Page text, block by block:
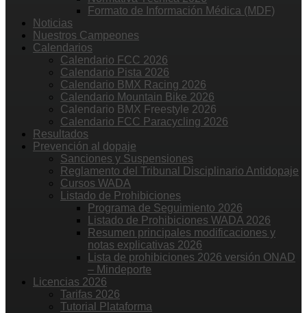
Formato de Información Médica (MDF)
Noticias
Nuestros Campeones
Calendarios
Calendario FCC 2026
Calendario Pista 2026
Calendario BMX Racing 2026
Calendario Mountain Bike 2026
Calendario BMX Freestyle 2026
Calendario FCC Paracycling 2026
Resultados
Prevención al dopaje
Sanciones y Suspensiones
Reglamento del Tribunal Disciplinario Antidopaje
Cursos WADA
Listado de Prohibiciones
Programa de Seguimiento 2026
Listado de Prohibiciones WADA 2026
Resumen principales modificaciones y
notas explicativas 2026
Lista de prohibiciones 2026 versión ONAD
– Mindeporte
Licencias 2026
Tarifas 2026
Tutorial Plataforma